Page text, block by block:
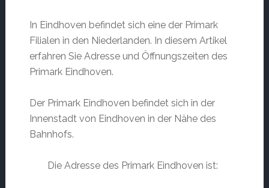
In Eindhoven befindet sich eine der Primark
Filialen in den Niederlanden. In diesem Artikel
erfahren Sie Adresse und Öffnungszeiten des
Primark Eindhoven.
Der Primark Eindhoven befindet sich in der
Innenstadt von Eindhoven in der Nähe des
Bahnhofs.
Die Adresse des Primark Eindhoven ist: